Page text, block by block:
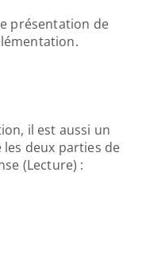
présentation de
il est aussi un
deux parties de
(Lecture) :